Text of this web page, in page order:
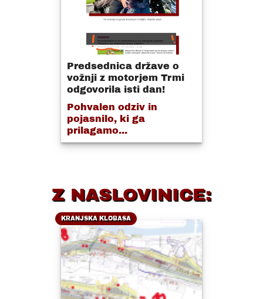
Predsednica države o
vožnji z motorjem Trmi
odgovorila isti dan!
Pohvalen odziv in
pojasnilo, ki ga
prilagamo...
Z NASLOVINICE:
KRANJSKA KLOBASA